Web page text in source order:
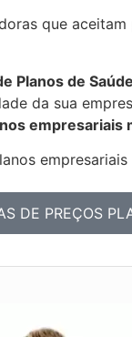
que
Planos de
da sua
empresariais
DE PREÇOS